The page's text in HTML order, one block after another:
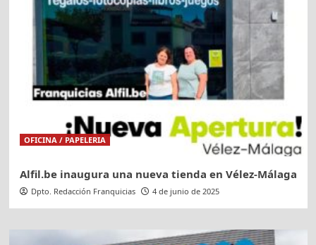
OFICINA / PAPELERIA
Alfil.be inaugura una nueva tienda en Vélez-Málaga
Dpto. Redacción Franquicias 4 de junio de 2025